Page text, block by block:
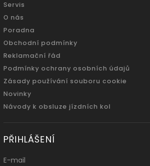
Servis
O nás
Poradna
Obchodní podmínky
Reklamační řád
Podmínky ochrany osobních údajů
Zásady používání souboru cookie
Novinky
Návody k obsluze jízdních kol
PŘIHLÁŠENÍ
E-mail